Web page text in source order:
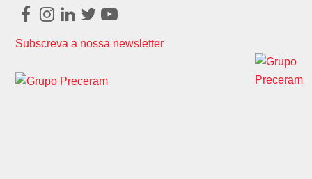
Facebook
Instagram
LinkedIn
TwitterYoutube
Subscreva a nossa newsletter